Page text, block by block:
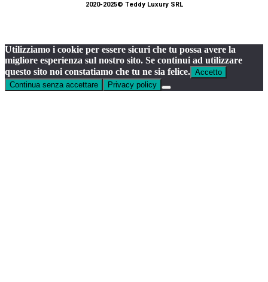
2020-2025© Teddy Luxury SRL
Utilizziamo i cookie per essere sicuri che tu possa avere la
migliore esperienza sul nostro sito. Se continui ad utilizzare
questo sito noi constatiamo che tu ne sia felice. Accetto
Continua senza accettare
Privacy policy